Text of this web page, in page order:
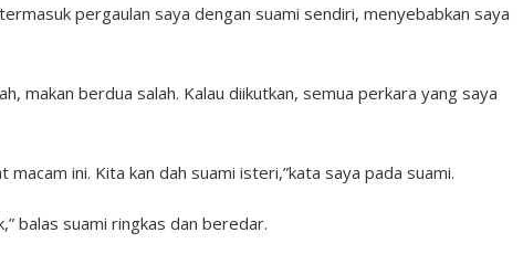
pergaulan saya dengan suami sendiri, menyebabkan saya
makan berdua salah. Kalau diikutkan, semua perkara yang saya
macam ini. Kita kan dah suami isteri,”kata saya pada suami.
balas suami ringkas dan beredar.